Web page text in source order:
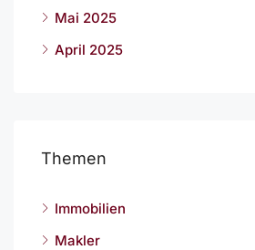
Mai 2025
April 2025
Themen
Immobilien
Makler